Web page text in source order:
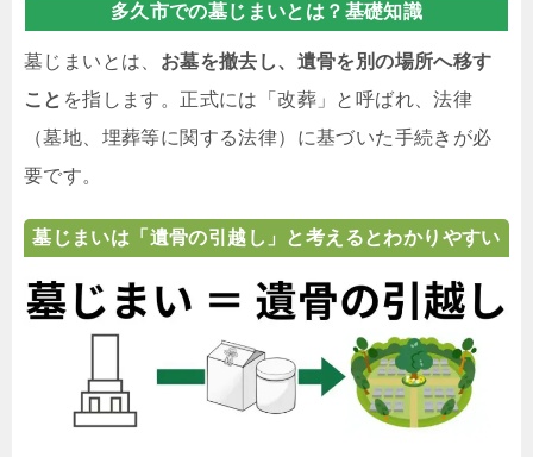
多久市での墓じまいとは？基礎知識
墓じまいとは、 お墓を撤去し、遺骨を別の場所へ移す
こと を指します。正式には「改葬」と呼ばれ、法律
（墓地、埋葬等に関する法律）に基づいた手続きが必
要です。
墓じまいは「遺骨の引越し」と考えるとわかりやすい